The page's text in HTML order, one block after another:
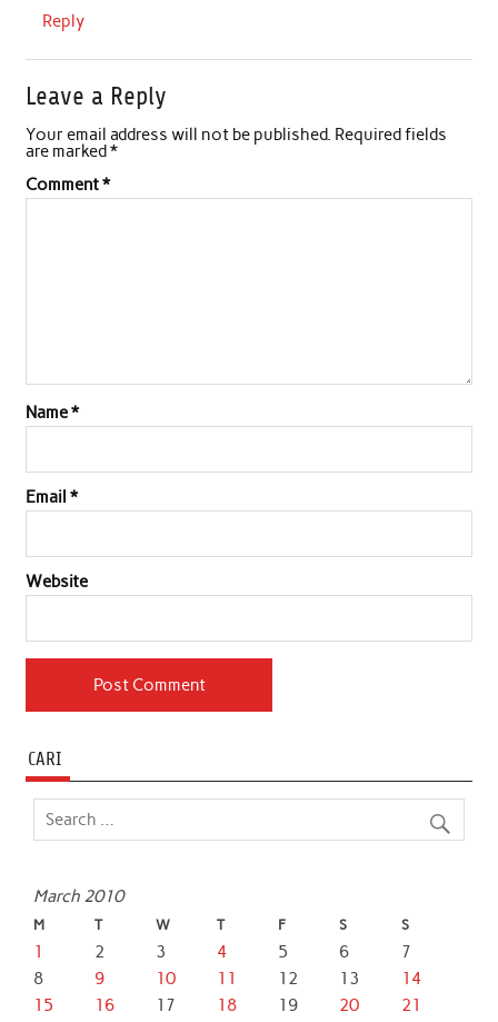
Reply
Leave a Reply
Your email address will not be published. Required fields
are marked*
Comment*
Name*
Email *
Website
CARI
March 2010
M T W T F S S
1 2 3 4 5 6
7
8
9 10 11 12 13
14
15
16 17 18 19 20
21